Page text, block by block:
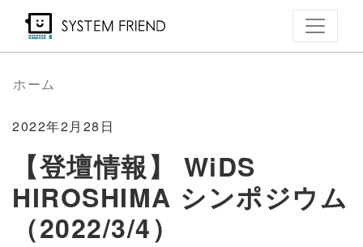
ン
コ
テ
に
ホーム
2022年2月28日
【登壇情報】 WiDS
HIROSHIMA シンポジウム
（2022/3/4）